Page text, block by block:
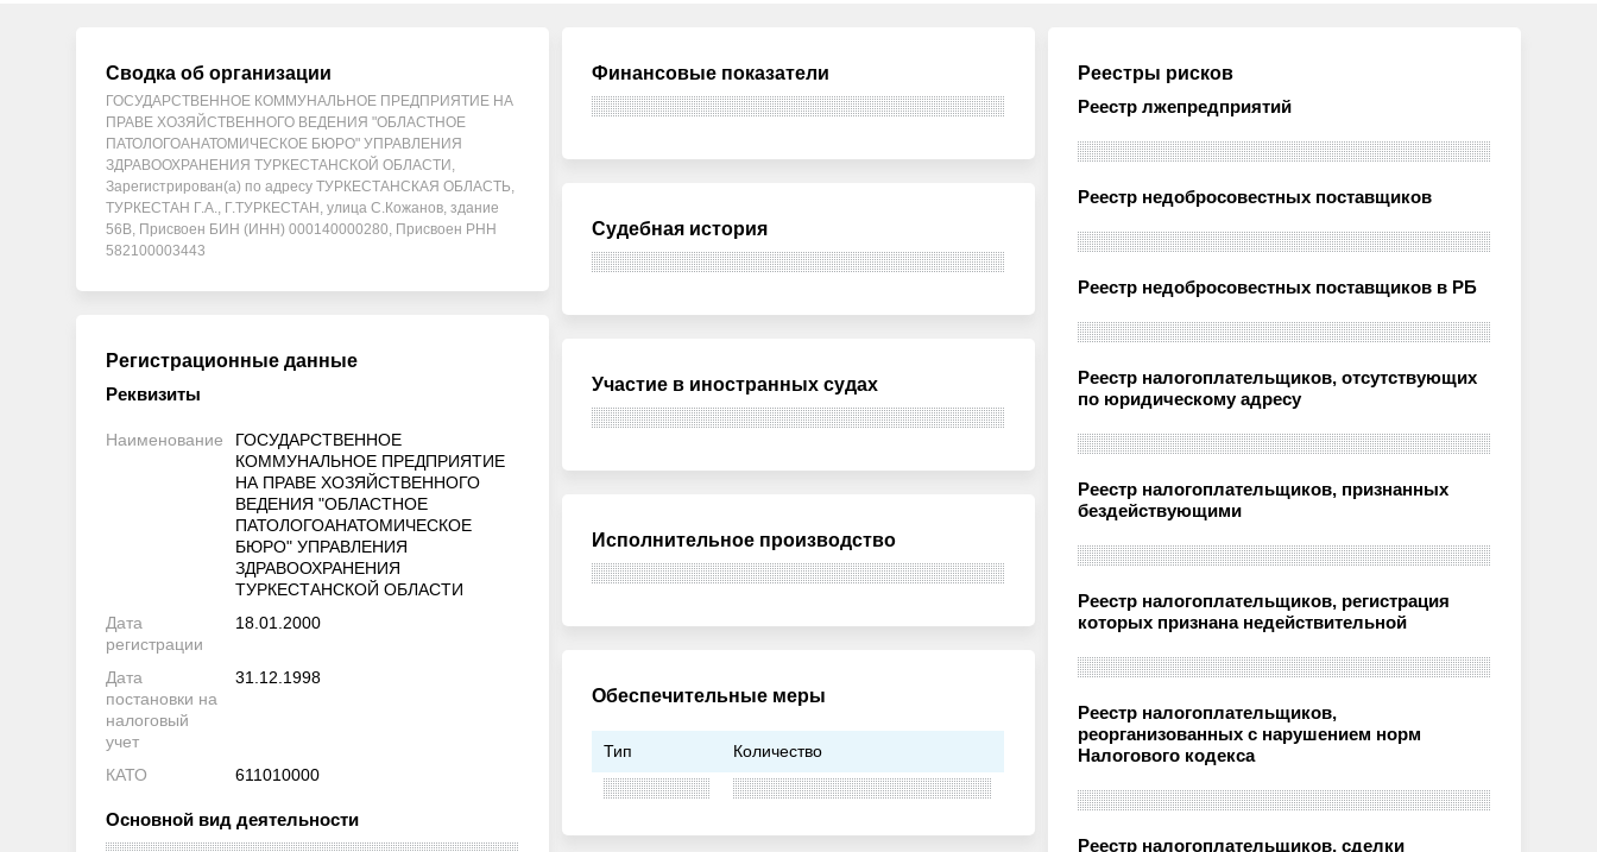
Сводка об организации
ГОСУДАРСТВЕННОЕ КОММУНАЛЬНОЕ ПРЕДПРИЯТИЕ НА
ПРАВЕ ХОЗЯЙСТВЕННОГО ВЕДЕНИЯ "ОБЛАСТНОЕ
ПАТОЛОГОАНАТОМИЧЕСКОЕ БЮРО" УПРАВЛЕНИЯ
ЗДРАВООХРАНЕНИЯ ТУРКЕСТАНСКОЙ ОБЛАСТИ,
Зарегистрирован(а) по адресу ТУРКЕСТАНСКАЯ ОБЛАСТЬ,
ТУРКЕСТАН Г.А., Г.ТУРКЕСТАН, улица С.Кожанов, здание
56В, Присвоен БИН (ИНН) 000140000280, Присвоен РНН
582100003443
Регистрационные данные
Реквизиты
Наименование
ГОСУДАРСТВЕННОЕ
КОММУНАЛЬНОЕ ПРЕДПРИЯТИЕ
НА ПРАВЕ ХОЗЯЙСТВЕННОГО
ВЕДЕНИЯ "ОБЛАСТНОЕ
ПАТОЛОГОАНАТОМИЧЕСКОЕ
БЮРО" УПРАВЛЕНИЯ
ЗДРАВООХРАНЕНИЯ
ТУРКЕСТАНСКОЙ ОБЛАСТИ
Дата
регистрации
18.01.2000
Дата
постановки на
налоговый
учет
31.12.1998
КАТО 611010000
Основной вид деятельности
Финансовые показатели
Судебная история
Участие в иностранных судах
Исполнительное производство
Обеспечительные меры
Тип Количество
Реестры рисков
Реестр лжепредприятий
Реестр недобросовестных поставщиков
Реестр недобросовестных поставщиков в РБ
Реестр налогоплательщиков, отсутствующих
по юридическому адресу
Реестр налогоплательщиков, признанных
бездействующими
Реестр налогоплательщиков, регистрация
которых признана недействительной
Реестр налогоплательщиков,
реорганизованных с нарушением норм
Налогового кодекса
Реестр налогоплательщиков, сделки